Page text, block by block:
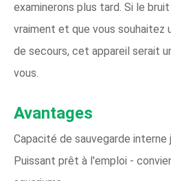
examinerons plus tard. Si le
vraiment et que vous souhaitez
de secours, cet appareil serait
vous.
Avantages
Capacité de sauvegarde interne
Puissant prêt à l'emploi -